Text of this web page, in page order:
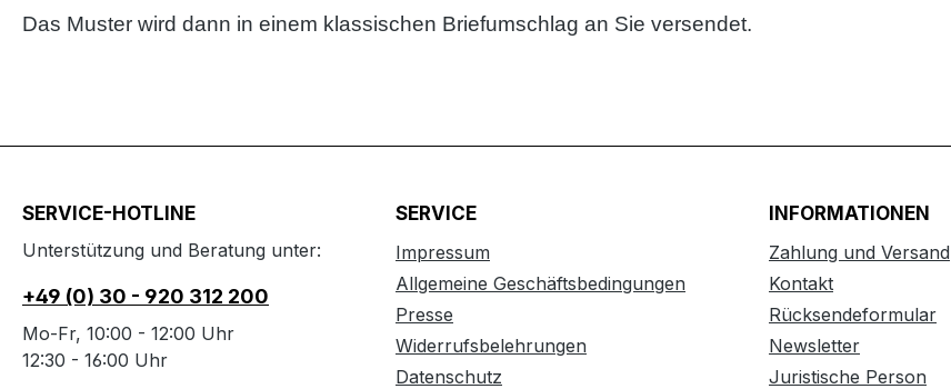
Das Muster wird dann in einem klassischen Briefumschlag an Sie versendet.
SERVICE-HOTLINE
Unterstützung und Beratung unter:
+49 (0) 30 - 920 312 200
Mo-Fr, 10:00 - 12:00 Uhr
12:30 - 16:00 Uhr
SERVICE
Impressum
Allgemeine Geschäftsbedingungen
Presse
Widerrufsbelehrungen
Datenschutz
INFORMATIONEN
Zahlung und Versand
Kontakt
Rücksendeformular
Newsletter
Juristische Person